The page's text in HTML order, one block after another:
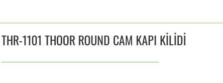
THR-1101 THOOR ROUND CAM KAPI KİLİDİ